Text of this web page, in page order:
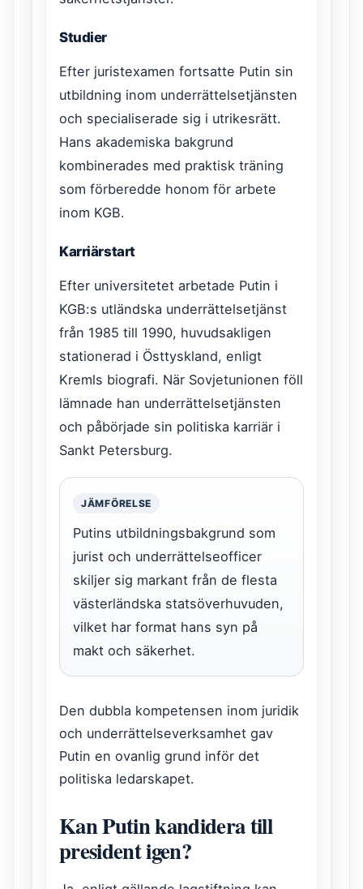
Studier
Efter juristexamen fortsatte Putin sin
utbildning inom underrättelsetjänsten
och specialiserade sig i utrikesrätt.
Hans akademiska bakgrund
kombinerades med praktisk träning
som förberedde honom för arbete
inom KGB.
Karriärstart
Efter universitetet arbetade Putin i
KGB:s utländska underrättelsetjänst
från 1985 till 1990, huvudsakligen
stationerad i Östtyskland, enligt
Kremls biografi. När Sovjetunionen föll
lämnade han underrättelsetjänsten
och påbörjade sin politiska karriär i
Sankt Petersburg.
JÄMFÖRELSE
Putins utbildningsbakgrund som
jurist och underrättelseofficer
skiljer sig markant från de flesta
västerländska statsöverhuvuden,
vilket har format hans syn på
makt och säkerhet.
Den dubbla kompetensen inom juridik
och underrättelseverksamhet gav
Putin en ovanlig grund inför det
politiska ledarskapet.
Kan Putin kandidera till
president igen?